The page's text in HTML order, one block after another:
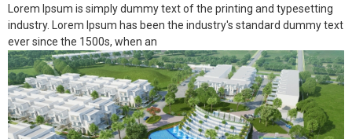
Lorem Ipsum is simply dummy text of the printing and typesetting
industry. Lorem Ipsum has been the industry's standard dummy text
ever since the 1500s, when an